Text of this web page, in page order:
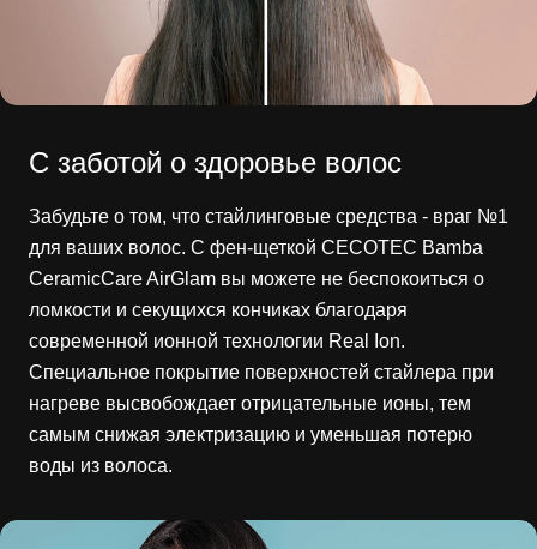
С заботой о здоровье волос
Забудьте о том, что стайлинговые средства - враг №1
для ваших волос. С фен-щеткой CECOTEC Bamba
CeramicCare AirGlam вы можете не беспокоиться о
ломкости и секущихся кончиках благодаря
современной ионной технологии Real Ion.
Специальное покрытие поверхностей стайлера при
нагреве высвобождает отрицательные ионы, тем
самым снижая электризацию и уменьшая потерю
воды из волоса.